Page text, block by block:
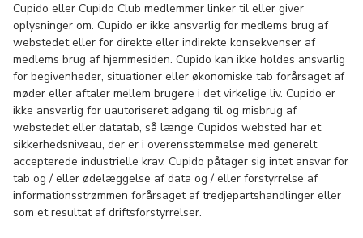
Cupido eller Cupido Club medlemmer linker til eller giver
oplysninger om. Cupido er ikke ansvarlig for medlems brug af
webstedet eller for direkte eller indirekte konsekvenser af
medlems brug af hjemmesiden. Cupido kan ikke holdes ansvarlig
for begivenheder, situationer eller økonomiske tab forårsaget af
møder eller aftaler mellem brugere i det virkelige liv. Cupido er
ikke ansvarlig for uautoriseret adgang til og misbrug af
webstedet eller datatab, så længe Cupidos websted har et
sikkerhedsniveau, der er i overensstemmelse med generelt
accepterede industrielle krav. Cupido påtager sig intet ansvar for
tab og / eller ødelæggelse af data og / eller forstyrrelse af
informationsstrømmen forårsaget af tredjepartshandlinger eller
som et resultat af driftsforstyrrelser.